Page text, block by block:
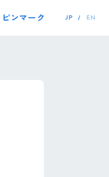
ピンマーク JP EN